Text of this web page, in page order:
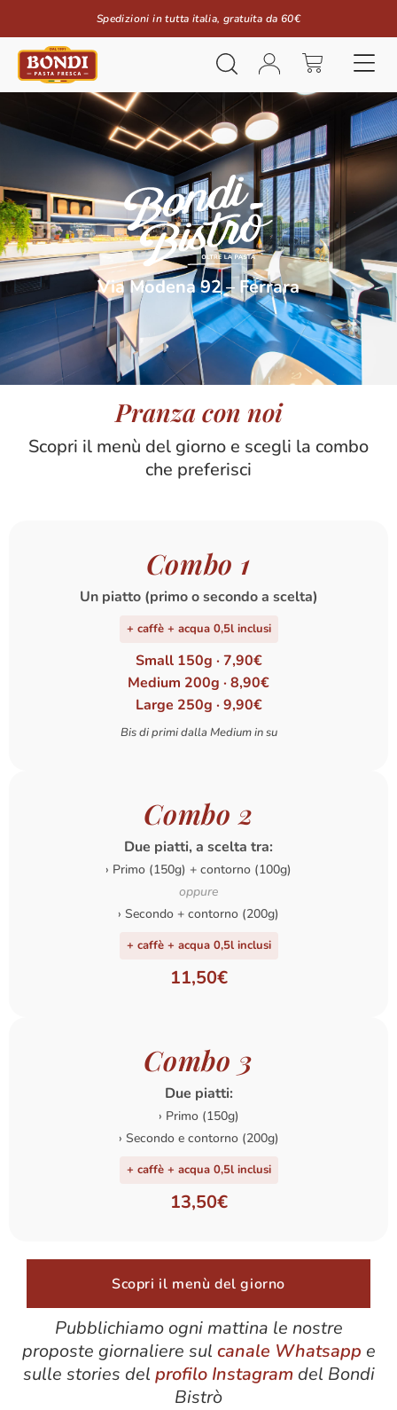
Spedizioni in tutta italia, gratuita da 60€
Via Modena 92 – Ferrara
Pranza con noi
Scopri il menù del giorno e scegli la combo
che preferisci
Combo 1
Un piatto (primo o secondo a scelta)
+ caffè + acqua 0,5l inclusi
Small 150g · 7,90€
Medium 200g · 8,90€
Large 250g · 9,90€
Bis di primi dalla Medium in su
Combo 2
Due piatti, a scelta tra:
› Primo (150g) + contorno (100g)
oppure
› Secondo + contorno (200g)
+ caffè + acqua 0,5l inclusi
11,50€
Combo 3
Due piatti:
› Primo (150g)
› Secondo e contorno (200g)
+ caffè + acqua 0,5l inclusi
13,50€
Scopri il menù del giorno
Pubblichiamo ogni mattina le nostre
proposte giornaliere sul canale Whatsapp e
sulle stories del profilo Instagram del Bondi
Bistrò